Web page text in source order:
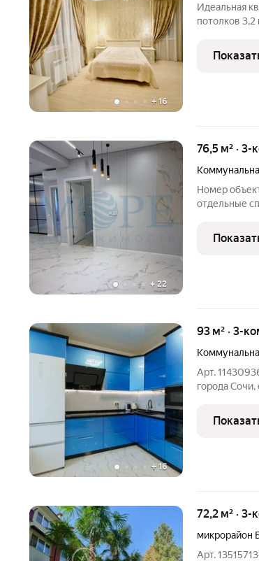
+ 16
Идеальная
потолков
+ 22
76,5 м² ·
Номер
отдельные
зона
всего 5
+ 16
93 м² · 3-
Арт.
города
72,2 м² ·
микрорайон
Арт.